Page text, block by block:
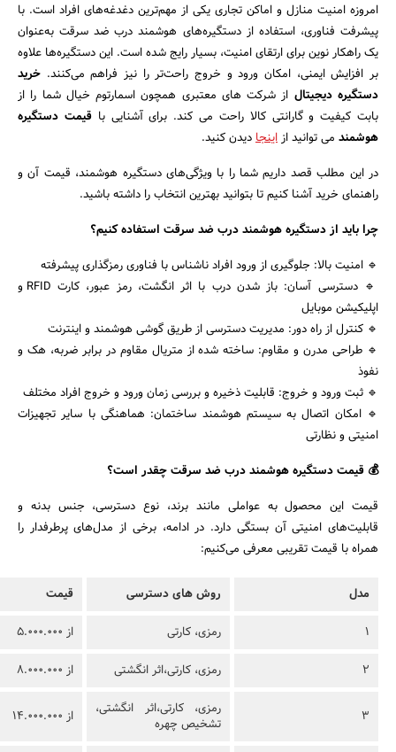
جستجو
امروزه امنیت منازل و اماکن تجاری یکی از مهم‌ترین دغدغه‌های افراد است. با
پیشرفت فناوری، استفاده از دستگیره‌های هوشمند درب ضد سرقت به‌عنوان
یک راهکار نوین برای ارتقای امنیت، بسیار رایج شده است. این دستگیره‌ها علاوه
بر افزایش ایمنی، امکان ورود و خروج راحت‌تر را نیز فراهم می‌کنند. خرید
دستگیره دیجیتال از شرکت های معتبری همچون اسمارتوم خیال شما را از
بابت کیفیت و گارانتی کالا راحت می کند. برای آشنایی باقیمت دستگیره
هوشمند می توانید ازاینجادیدن کنید.
در این مطلب قصد داریم شما را با ویژگی‌های دستگیره هوشمند، قیمت آن و
راهنمای خرید آشنا کنیم تا بتوانید بهترین انتخاب را داشته باشید.
چرا باید از دستگیره هوشمند درب ضد سرقت استفاده کنیم؟
🔹 امنیت بالا: جلوگیری از ورود افراد ناشناس با فناوری رمزگذاری پیشرفته
🔹 دسترسی آسان: باز شدن درب با اثر انگشت، رمز عبور، کارت RFID و
اپلیکیشن موبایل
🔹 کنترل از راه دور: مدیریت دسترسی از طریق گوشی هوشمند و اینترنت
🔹 طراحی مدرن و مقاوم: ساخته شده از متریال مقاوم در برابر ضربه، هک و
نفوذ
🔹 ثبت ورود و خروج: قابلیت ذخیره و بررسی زمان ورود و خروج افراد مختلف
🔹 امکان اتصال به سیستم هوشمند ساختمان: هماهنگی با سایر تجهیزات
امنیتی و نظارتی
💰 قیمت دستگیره هوشمند درب ضد سرقت چقدر است؟
قیمت این محصول به عواملی مانند برند، نوع دسترسی، جنس بدنه و
قابلیت‌های امنیتی آن بستگی دارد. در ادامه، برخی از مدل‌های پرطرفدار را
همراه با قیمت تقریبی معرفی می‌کنیم:
مدل روش های دسترسی
قیمت
1
رمزی، کارتی
از 5.000.000
2
رمزی، کارتی،اثر انگشتی از 8.000.000
3
رمزی، کارتی،اثر انگشتی،
تشخیص چهره
از 14.000.000